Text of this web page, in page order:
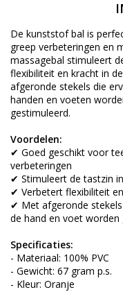
De kunststof bal is
greep verbeteringen en
massagebal stimuleert
flexibiliteit en kracht in
afgeronde stekels die
handen en voeten
gestimuleerd.
Voordelen:
✔ Goed geschikt voor
verbeteringen
✔ Stimuleert de tastzin
✔ Verbetert flexibiliteit
✔ Met afgeronde
de hand en voet worden
Specificaties:
- Materiaal: 100% PVC
- Gewicht: 67 gram p.s.
- Kleur: Oranje